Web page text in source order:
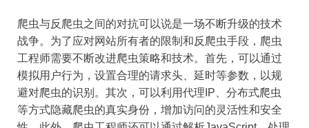
爬虫与反爬虫之间的对抗可以说是一场不断升级的技术
战争。为了应对网站所有者的限制和反爬虫手段，爬虫
工程师需要不断改进爬虫策略和技术。首先，可以通过
模拟用户行为，设置合理的请求头、延时等参数，以规
避对爬虫的识别。其次，可以利用代理IP、分布式爬虫
等方式隐藏爬虫的真实身份，增加访问的灵活性和安全